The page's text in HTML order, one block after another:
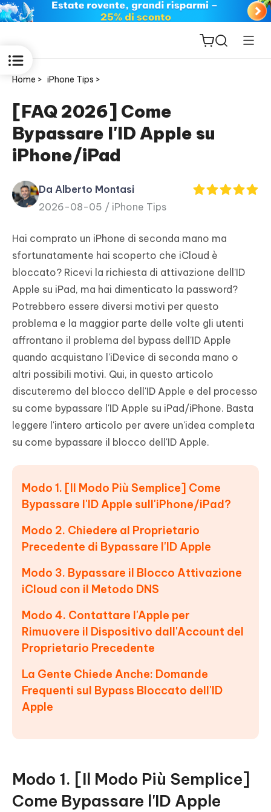
ReiBoot
for iOS
PDNob
PDF
New
iAnyGo
Home > iPhone Tips >
[FAQ 2026] Come
Bypassare l'ID Apple su
iPhone/iPad
Da Alberto Montasi
2026-08-05 / iPhone Tips
Hai comprato un iPhone di seconda mano ma
sfortunatamente hai scoperto che iCloud è
bloccato? Ricevi la richiesta di attivazione dell'ID
Apple su iPad, ma hai dimenticato la password?
Potrebbero essere diversi motivi per questo
problema e la maggior parte delle volte gli utenti
affrontano il problema del bypass dell'ID Apple
quando acquistano l'iDevice di seconda mano o
altri possibili motivi. Qui, in questo articolo
discuteremo del blocco dell'ID Apple e del processo
su come bypassare l'ID Apple su iPad/iPhone. Basta
leggere l'intero articolo per avere un'idea completa
su come bypassare il blocco dell'ID Apple.
Modo 1. [Il Modo Più Semplice] Come
Bypassare l'ID Apple sull'iPhone/iPad?
Modo 2. Chiedere al Proprietario
Precedente di Bypassare l'ID Apple
Modo 3. Bypassare il Blocco Attivazione
iCloud con il Metodo DNS
Modo 4. Contattare l'Apple per
Rimuovere il Dispositivo dall'Account del
Proprietario Precedente
La Gente Chiede Anche: Domande
Frequenti sul Bypass Bloccato dell'ID
Apple
Modo 1. [Il Modo Più Semplice]
Come Bypassare l'ID Apple